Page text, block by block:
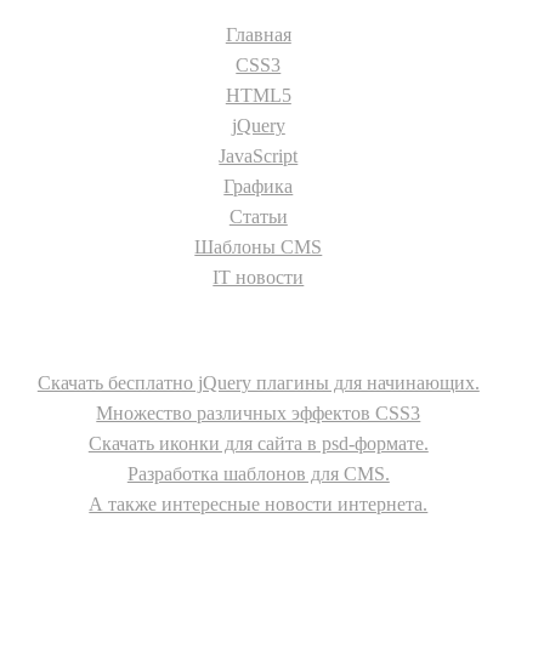
Главная
CSS3
HTML5
jQuery
JavaScript
Графика
Статьи
Шаблоны CMS
IT новости
Скачать бесплатно jQuery плагины для начинающих.
Множество различных эффектов CSS3
Скачать иконки для сайта в psd-формате.
Разработка шаблонов для CMS.
А также интересные новости интернета.